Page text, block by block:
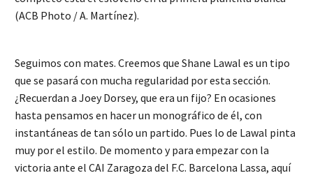
(ACB Photo / A. Martínez).
Seguimos con mates. Creemos que Shane Lawal es un tipo
que se pasará con mucha regularidad por esta sección.
¿Recuerdan a Joey Dorsey, que era un fijo? En ocasiones
hasta pensamos en hacer un monográfico de él, con
instantáneas de tan sólo un partido. Pues lo de Lawal pinta
muy por el estilo. De momento y para empezar con la
victoria ante el CAI Zaragoza del F.C. Barcelona Lassa, aquí